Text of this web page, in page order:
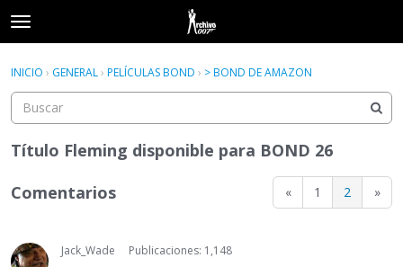
t
o
g
e
m
e
u
Acceder Registrarse
Acceder Registrarse
INICIO › GENERAL› PELÍCULAS BOND › > BOND DE AMAZON
Título Fleming disponible para BOND 26
« 1 2 »
Comentarios
Jack_Wade
Publicaciones: 1,148